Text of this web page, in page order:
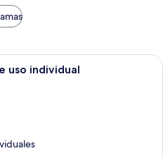
Una habitación de hotel con una
uso individual